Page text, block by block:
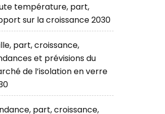
température, part,
sur la croissance 2030
part, croissance,
et prévisions du
de l’isolation en verre
part, croissance,